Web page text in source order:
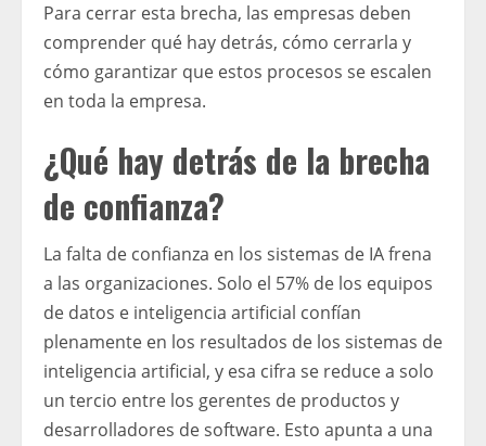
Para cerrar esta brecha, las empresas deben
comprender qué hay detrás, cómo cerrarla y
cómo garantizar que estos procesos se escalen
en toda la empresa.
¿Qué hay detrás de la brecha
de confianza?
La falta de confianza en los sistemas de IA frena
a las organizaciones. Solo el 57% de los equipos
de datos e inteligencia artificial confían
plenamente en los resultados de los sistemas de
inteligencia artificial, y esa cifra se reduce a solo
un tercio entre los gerentes de productos y
desarrolladores de software. Esto apunta a una